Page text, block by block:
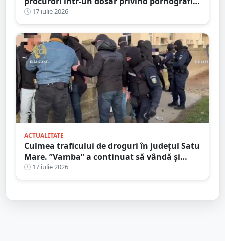
infantilă
17 iulie 2026
ACTUALITATE
Culmea traficului de droguri în județul Satu
Mare. ”Vamba” a continuat să vândă și
după ce a fost prins
17 iulie 2026